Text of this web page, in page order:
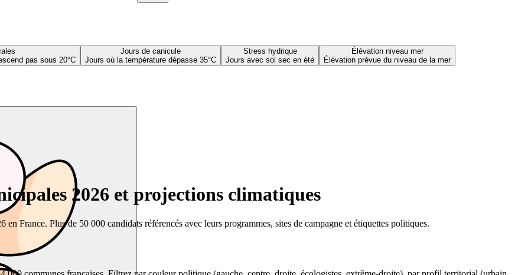
pas sous 20°C
Jours de canicule
Jours où la température dépasse 35°C
Stress hydrique
Jours avec sol sec en été
Élévation niveau mer
Élévation prévue du niveau de la mer
2026 et projections climatiques
France. Plus de 50 000 candidats référencés avec leurs programmes, sites de campagne et étiquettes politiques.